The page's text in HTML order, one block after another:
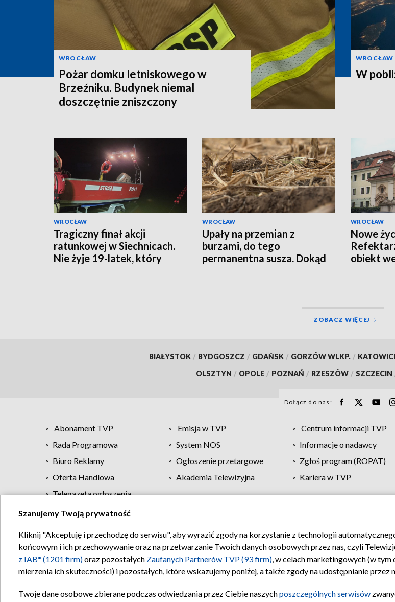
WROCŁAW
Pożar domku letniskowego w
Brzeźniku. Budynek niemal
doszczętnie zniszczony
WROCŁAW
W
WROCŁAW
Tragiczny finał akcji
ratunkowej w Siechnicach.
Nie żyje 19-latek, który
WROCŁAW
Upały na przemian z
burzami, do tego
permanentna susza. Dokąd
WROCŁAW
Nowe
obiekt
ZOBACZ WIĘCEJ
BIAŁYSTOK / BYDGOSZCZ / GDAŃSK / GORZÓW WLKP. /
OLSZTYN / OPOLE / POZNAŃ / RZESZÓW / SZCZECIN
Dołącz do nas:
Abonament TVP Emisja w TVP Centrum informacji TVP
Rada Programowa
System NOS Informacje o nadawcy
Biuro Reklamy
Ogłoszenie przetargowe Zgłoś program (ROPAT)
Oferta Handlowa
Akademia Telewizyjna Kariera w TVP
Telegazeta ogłoszenia
Regulamin TVP Polityka prywatności Moje zgody
Szanujemy Twoją prywatność
Kliknij "Akceptuję i przechodzę do serwisu", aby wyrazić zgody na korzystanie z technologii
końcowym i ich przechowywanie oraz na przetwarzanie Twoich danych osobowych przez nas, czyli
z IAB* (1201 firm)oraz pozostałych Zaufanych Partnerów TVP (93 firm), w celach marketingowych (w
mierzenia ich skuteczności) i pozostałych, które wskazujemy poniżej, a także zgody na udostępnianie
Twoje dane osobowe zbierane podczas odwiedzania przez Ciebie naszychposzczególnych serwisów